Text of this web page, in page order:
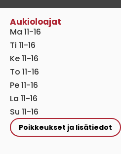
Aukioloajat
Ma 11-16
Ti 11-16
Ke 11-16
To 11-16
Pe 11-16
La 11-16
Su 11-16
Poikkeukset ja lisätiedot